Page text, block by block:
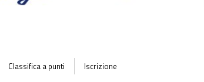
Classifica a punti Iscrizione